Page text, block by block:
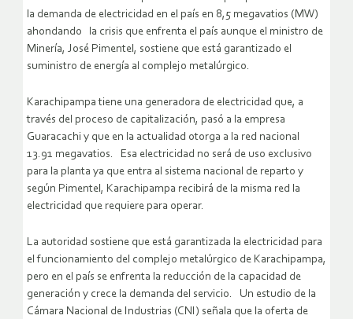
la demanda de electricidad en el país en 8,5 megavatios (MW)
ahondando la crisis que enfrenta el país aunque el ministro de
Minería, José Pimentel, sostiene que está garantizado el
suministro de energía al complejo metalúrgico.
Karachipampa tiene una generadora de electricidad que, a
través del proceso de capitalización, pasó a la empresa
Guaracachi y que en la actualidad otorga a la red nacional
13.91 megavatios. Esa electricidad no será de uso exclusivo
para la planta ya que entra al sistema nacional de reparto y
según Pimentel, Karachipampa recibirá de la misma red la
electricidad que requiere para operar.
La autoridad sostiene que está garantizada la electricidad para
el funcionamiento del complejo metalúrgico de Karachipampa,
pero en el país se enfrenta la reducción de la capacidad de
generación y crece la demanda del servicio. Un estudio de la
Cámara Nacional de Industrias (CNI) señala que la oferta de